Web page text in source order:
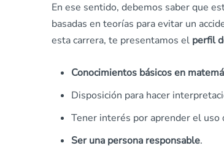
En ese sentido, debemos saber que
basadas en teorías para evitar un
esta carrera, te presentamos el perfil
Conocimientos básicos en
Disposición para hacer
Tener interés por aprender el
Ser una persona responsable.